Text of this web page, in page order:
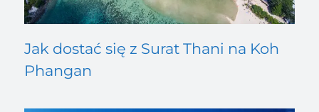
Jak dostać się z Surat Thani na Koh
Phangan